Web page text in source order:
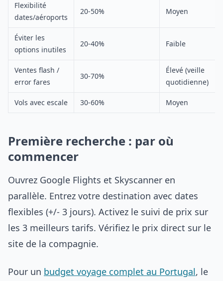
Flexibilité
dates/aéroports
20-50% Moyen
Éviter les
options inutiles
20-40% Faible
Ventes flash /
error fares
30-70%
Élevé (veille
quotidienne)
Vols avec escale 30-60% Moyen
Première recherche : par où
commencer
Ouvrez Google Flights et Skyscanner en
parallèle. Entrez votre destination avec dates
flexibles (+/- 3 jours). Activez le suivi de prix sur
les 3 meilleurs tarifs. Vérifiez le prix direct sur le
site de la compagnie.
Pour un budget voyage complet au Portugal, le